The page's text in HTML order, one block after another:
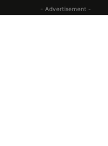
- Advertisement -